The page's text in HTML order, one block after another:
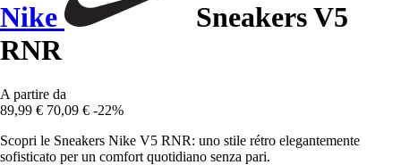
Nike
Sneakers V5
RNR
A partire da
89,99 € 70,09 € -22%
Scopri le Sneakers Nike V5 RNR: uno stile rétro elegantemente
sofisticato per un comfort quotidiano senza pari.